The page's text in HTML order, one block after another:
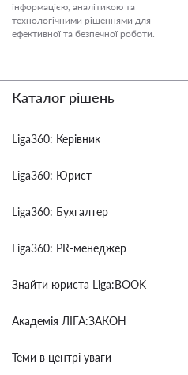
інформацією, аналітикою та
технологічними рішеннями для
ефективної та безпечної роботи.
Каталог рішень
Liga360: Керівник
Liga360: Юрист
Liga360: Бухгалтер
Liga360: PR-менеджер
Знайти юриста Liga:BOOK
Академія ЛІГА:ЗАКОН
Теми в центрі уваги